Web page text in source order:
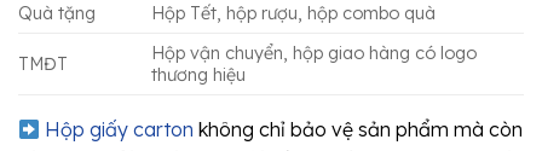
Quà tặng
Hộp Tết, hộp rượu, hộp combo quà
TMĐT
Hộp vận chuyển, hộp giao hàng có logo
thương hiệu
Hộp giấy carton không chỉ bảo vệ sản phẩm mà còn